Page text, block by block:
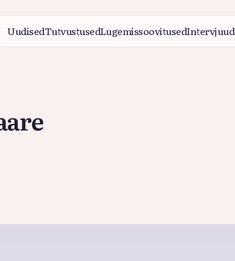
UudisedTutvustusedLugemissoovitusedIntervjuud
UudisedTutvustusedLugemissoovitusedIntervjuud